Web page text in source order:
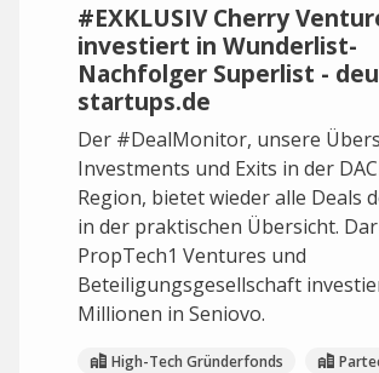
#EXKLUSIV Cherry
investiert in Wunderlist-
Nachfolger Superlist -
startups.de
Der #DealMonitor, unsere
Investments und Exits in der
Region, bietet wieder alle Deals
in der praktischen Übersicht.
PropTech1 Ventures und
Beteiligungsgesellschaft
Millionen in Seniovo.
High-Tech Gründerfonds